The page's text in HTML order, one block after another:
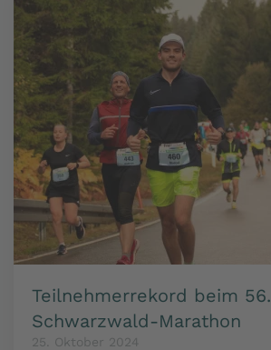
Teilnehmerrekord beim 56.
Schwarzwald-Marathon
25. Oktober 2024